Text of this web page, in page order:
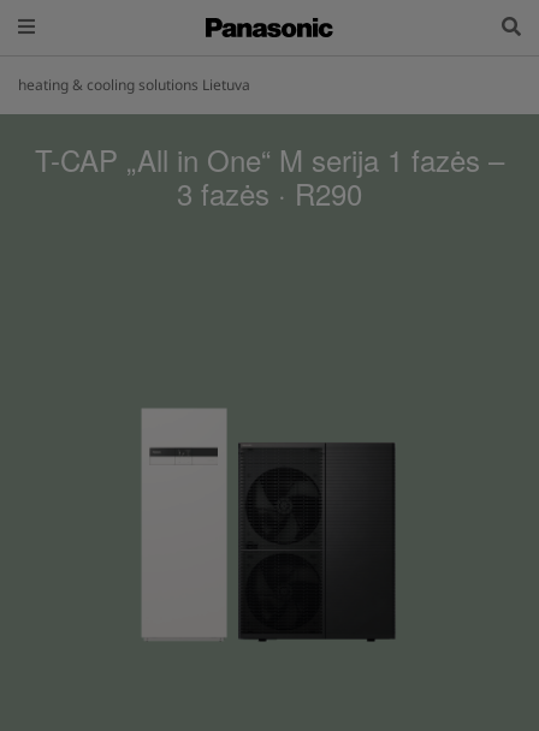
heating & cooling solutions Lietuva
T-CAP „All in One“ M serija 1 fazės –
3 fazės · R290